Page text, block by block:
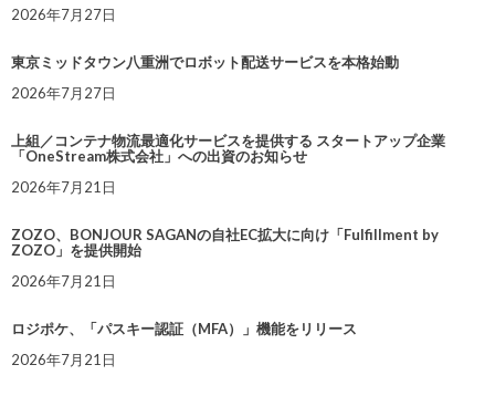
2026年7月27日
東京ミッドタウン八重洲でロボット配送サービスを本格始動
2026年7月27日
上組／コンテナ物流最適化サービスを提供する スタートアップ企業
「OneStream株式会社」への出資のお知らせ
2026年7月21日
ZOZO、BONJOUR SAGANの自社EC拡大に向け「Fulfillment by
ZOZO」を提供開始
2026年7月21日
ロジポケ、「パスキー認証（MFA）」機能をリリース
2026年7月21日